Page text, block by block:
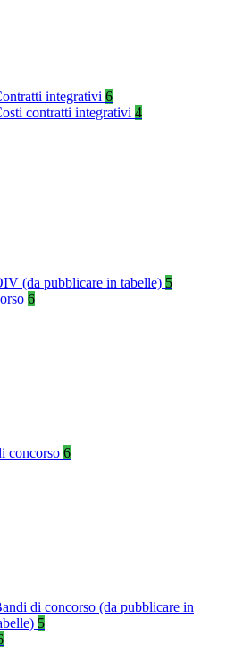
integrativi 6
contratti integrativi 4
(da pubblicare in tabelle) 5
6
concorso 6
di concorso (da pubblicare in
5